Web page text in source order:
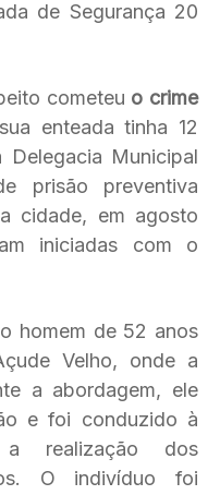
de Segurança 20
cometeu o crime
enteada tinha 12
Municipal
prisão preventiva
cidade, em agosto
iniciadas com o
homem de 52 anos
Velho, onde a
a abordagem, ele
e foi conduzido à
realização dos
O indivíduo foi